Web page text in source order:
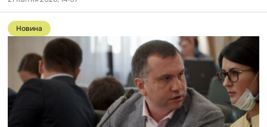
млн
грн:
захист
заявляє
«замовну
справу»
олігарха
Жеваго.
Перейти
до
публікації
«Провадження
можуть
тривати
роками»:
Ексголова
ОАСК
намагається
Новина